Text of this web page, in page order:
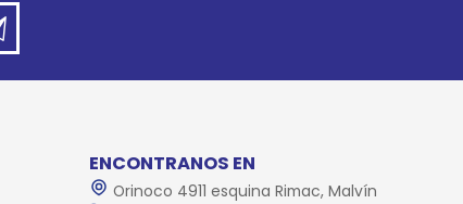
ENCONTRANOS EN
Orinoco 4911 esquina Rimac, Malvín